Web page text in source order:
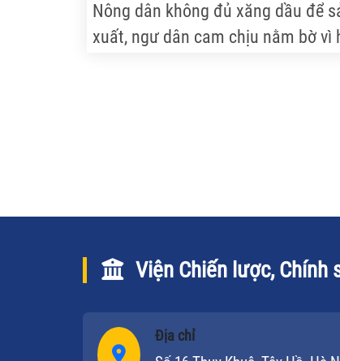
Nông dân không đủ xăng dầu để
xuất, ngư dân cam chịu nằm bờ vì
Viện Chiến lược, Chính
Địa chỉ